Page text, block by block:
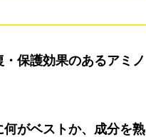
保護効果のあるアミノ
がベストか、成分を熟